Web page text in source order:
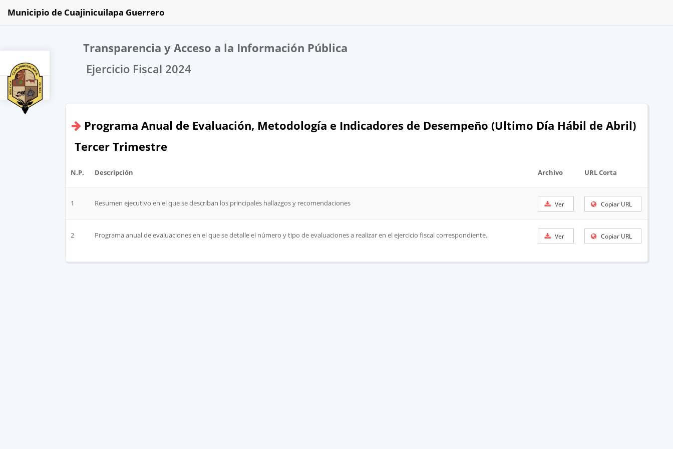
2024
Municipio de Cuajinicuilapa Guerrero
Transparencia y Acceso a la Información Pública
Ejercicio Fiscal 2024
Programa Anual de Evaluación, Metodología e Indicadores de Desempeño (Ultimo Día Hábil de Abril)
Tercer Trimestre
N.P. Descripción Archivo URL Corta
1 Resumen ejecutivo en el que se describan los principales hallazgos y recomendaciones Ver Copiar URL
2 Programa anual de evaluaciones en el que se detalle el número y tipo de evaluaciones a realizar en el ejercicio fiscal correspondiente. Ver Copiar URL